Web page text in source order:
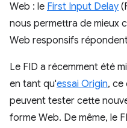
Web : le First Input Delay
nous permettra de mieux
Web responsifs
Le FID a récemment été
en tant qu'essai Origin, ce
peuvent tester cette
forme Web. De même, le